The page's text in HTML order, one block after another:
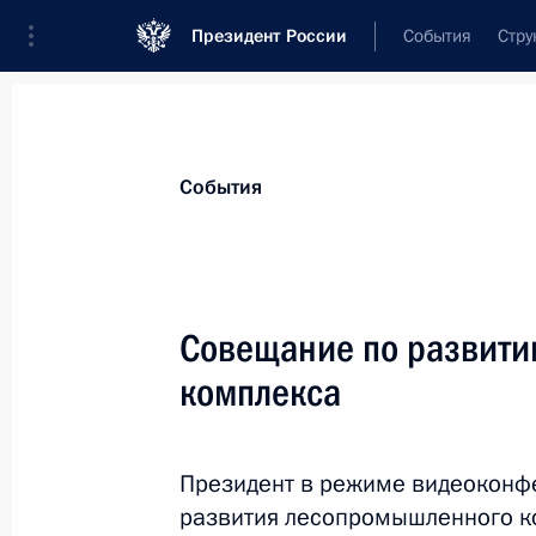
Президент России События
События
Совещание по
комплекса
Президент в режиме
развития лесопромышленного